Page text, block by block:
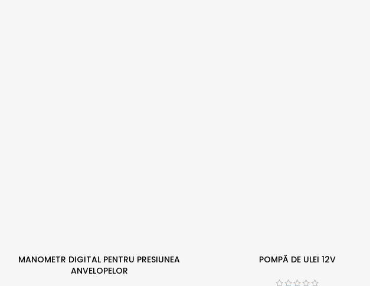
MANOMETR DIGITAL PENTRU PRESIUNEA
ANVELOPELOR
POMPĂ DE ULEI 12V